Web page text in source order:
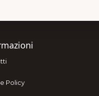
Policy